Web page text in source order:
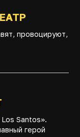
провоцируют,
Santos».
герой